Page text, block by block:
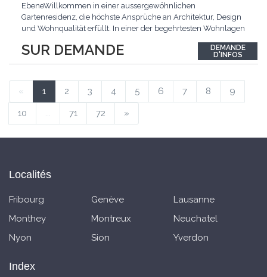
SUR DEMANDE
EbeneWillkommen in einer aussergewöhnlichen
Gartenresidenz, die höchste Ansprüche an Architektur, Design
und Wohnqualität erfüllt. In einer der begehrtesten Wohnlagen
exklusives Zuhause mit über 230 m² Wohnfläche, das
Grosszügigkeit, Privatsphäre und zeitlose Eleganz auf
DEMANDE
D'INFOS
« 1 2 3 4 5 6 7 8 9
10 ... 71 72 »
Localités
Fribourg Genève
Lausanne
Monthey
Montreux
Neuchatel
Nyon
Sion Yverdon
Index